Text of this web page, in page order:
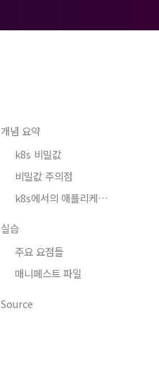
개념 요약
k8s 비밀값
비밀값 주의점
k8s에서의 애플리케이션 설정관리
실습
주요 요점들
매니페스트 파일
Source